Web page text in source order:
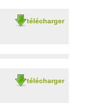
télécharger
télécharger